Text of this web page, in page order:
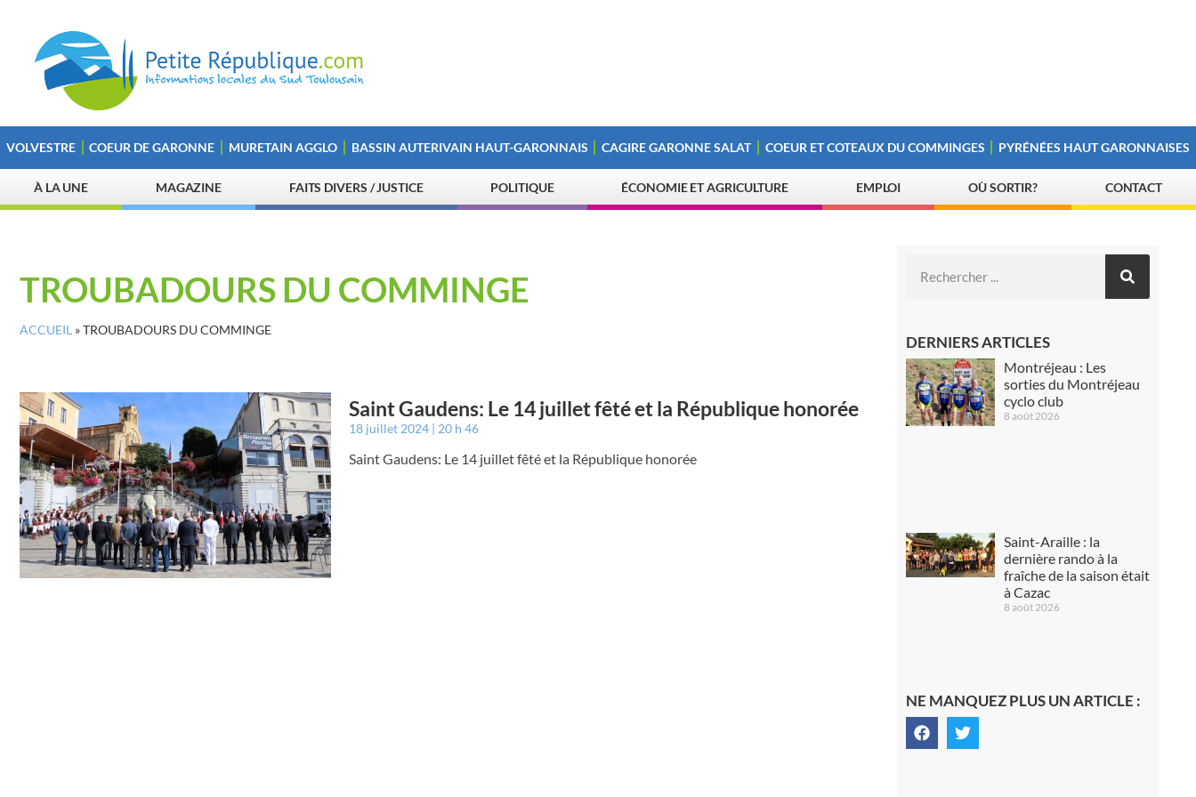
VOLVESTRE COEUR DE GARONNE MURETAIN AGGLO BASSIN AUTERIVAIN HAUT-GARONNAIS CAGIRE GARONNE SALAT COEUR ET COTEAUX DU COMMINGES PYRÉNÉES HAUT GARONNAISES
À LA UNE MAGAZINE FAITS DIVERS / JUSTICE POLITIQUE ÉCONOMIE ET AGRICULTURE EMPLOI OÙ SORTIR? CONTACT
TROUBADOURS DU COMMINGE
ACCUEIL »TROUBADOURS DU COMMINGE
Saint Gaudens: Le 14 juillet fêté et la République honorée
18 juillet 2024 20 h 46
Saint Gaudens: Le 14 juillet fêté et la République honorée
DERNIERS ARTICLES
Montréjeau : Les
sorties du Montréjeau
cyclo club
8 août 2026
Saint-Araille : la
dernière rando à la
fraîche de la saison était
à Cazac
8 août 2026
NE MANQUEZ PLUS UN ARTICLE :